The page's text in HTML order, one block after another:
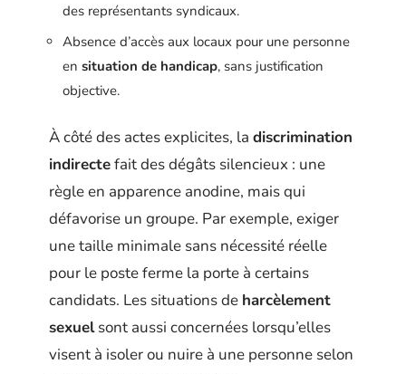
des représentants syndicaux.
Absence d’accès aux locaux pour une personne
en situation de handicap, sans justification
objective.
À côté des actes explicites, la discrimination
indirectefait des dégâts silencieux : une
règle en apparence anodine, mais qui
défavorise un groupe. Par exemple, exiger
une taille minimale sans nécessité réelle
pour le poste ferme la porte à certains
candidats. Les situations de harcèlement
sexuelsont aussi concernées lorsqu’elles
visent à isoler ou nuire à une personne selon